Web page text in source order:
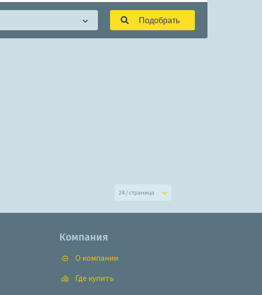
Подобрать
24 / страница
Компания
О компании
Где купить